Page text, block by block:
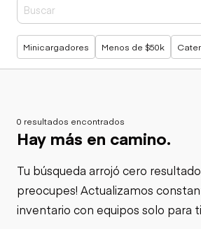
Búsquedas populares
Minicargadores Menos de $50k
0 resultados encontrados
Hay más en camino.
Tu búsqueda arrojó cero
preocupes! Actualizamos
inventario con equipos solo para